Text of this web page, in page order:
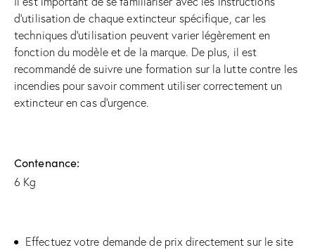
d’utilisation de chaque extincteur spécifique, car les
techniques d’utilisation peuvent varier légèrement en
fonction du modèle et de la marque. De plus, il est
recommandé de suivre une formation sur la lutte contre les
incendies pour savoir comment utiliser correctement un
extincteur en cas d’urgence.
Contenance
6 Kg
Effectuez votre demande de prix directement sur le site